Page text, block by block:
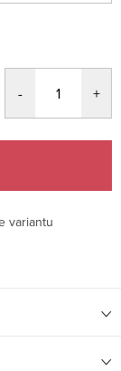
variantu